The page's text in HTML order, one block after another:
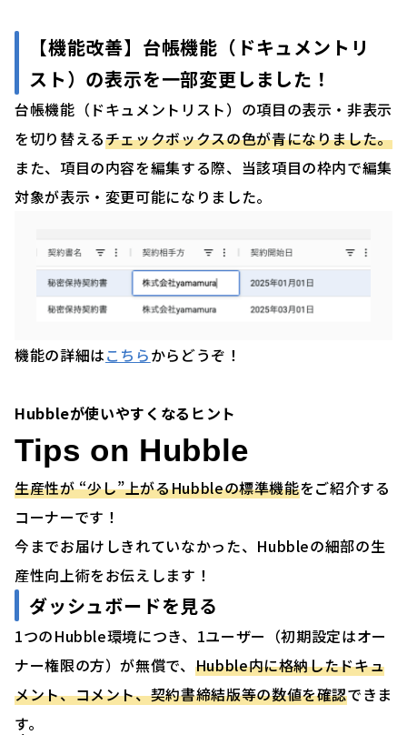
【機能改善】 台帳機能（ドキュメントリ
スト）の表示を一部変更しました！
台帳機能（ドキュメントリスト）の項目の表示・非表示
を切り替えるチェックボックスの色が青になりました。
また、項目の内容を編集する際、当該項目の枠内で編集
対象が表示・変更可能になりました。
機能の詳細はこちらからどうぞ！
Hubbleが使いやすくなるヒント
Tips on Hubble
生産性が “少し”上がるHubbleの標準機能をご紹介する
コーナーです！
今までお届けしきれていなかった、Hubbleの細部の生
産性向上術をお伝えします！
ダッシュボードを見る
1つのHubble環境につき、1ユーザー（初期設定はオー
ナー権限の方）が無償で、 Hubble内に格納したドキュ
メント、コメント、契約書締結版等の数値を確認できま
す。